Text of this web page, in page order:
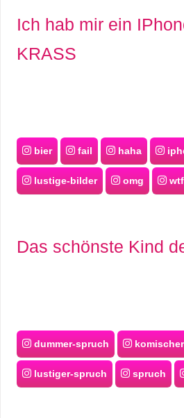
Ich hab mir ein
KRASS
bier fail haha
lustige-bilder omg wtf
Das schönste Kind
dummer-spruch
lustiger-spruch spruch